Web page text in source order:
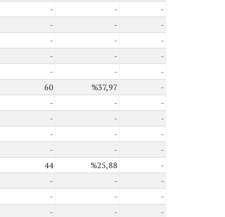
- -
-
- -
-
- -
-
- -
-
- -
-
60 %37,97
-
- -
-
- -
-
- -
-
- -
-
44 %25,88
-
- -
-
- -
-
- -
-